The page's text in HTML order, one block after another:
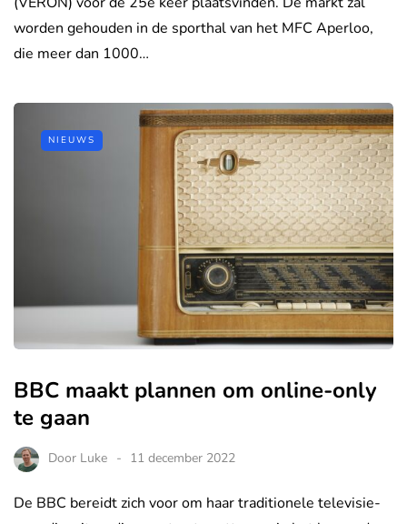
worden gehouden in de sporthal van het MFC Aperloo,
die meer dan 1000…
NIEUWS
BBC maakt plannen om online-only
te gaan
Door Luke 11 december 2022
De BBC bereidt zich voor om haar traditionele televisie-